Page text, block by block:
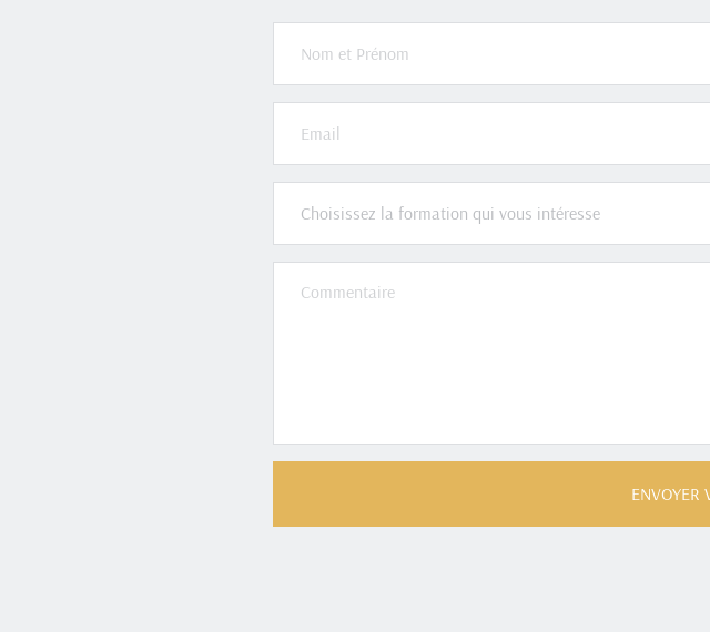
Choisissez la formation qui vous intéresse
ENVOYER